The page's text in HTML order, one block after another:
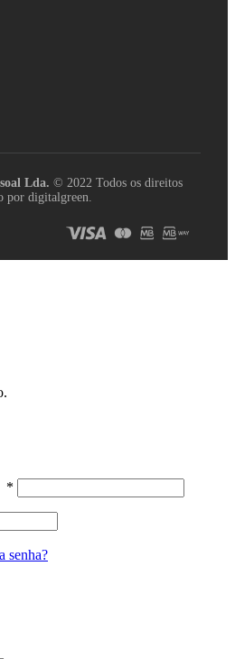
Lda. © 2022 Todos os direitos
por digitalgreen.
*
senha?